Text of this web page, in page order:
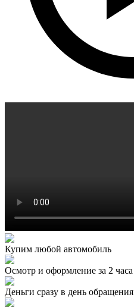
Купим любой автомобиль
Осмотр и оформление за 2 часа
Деньги сразу в день обращения